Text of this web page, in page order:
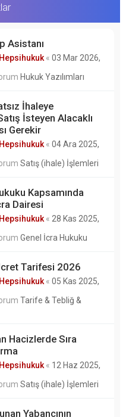
Asistanı
Hepsihukuk « 03 Mar 2026,
Hukuk Yazılımları
İhaleye
İsteyen Alacaklı
Gerekir
Hepsihukuk « 04 Ara 2025,
Satış (ihale) İşlemleri
Kapsamında
Dairesi
Hepsihukuk « 28 Kas 2025,
Genel İcra Hukuku
Tarifesi 2026
Hepsihukuk « 05 Kas 2025,
Tarife & Tebliğ &
Hacizlerde Sıra
Hepsihukuk « 12 Haz 2025,
Satış (ihale) İşlemleri
Yabancının